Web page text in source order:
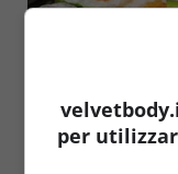
per